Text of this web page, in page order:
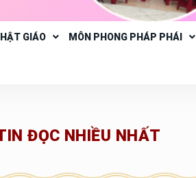
GIÁO MÔN PHONG PHÁP PHÁI
ĐỌC NHIỀU NHẤT